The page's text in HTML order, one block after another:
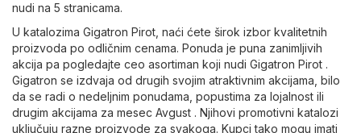
nudi na 5 stranicama.
U katalozima Gigatron Pirot, naći ćete širok izbor kvalitetnih
proizvoda po odličnim cenama. Ponuda je puna zanimljivih
akcija pa pogledajte ceo asortiman koji nudi Gigatron Pirot .
Gigatron se izdvaja od drugih svojim atraktivnim akcijama, bilo
da se radi o nedeljnim ponudama, popustima za lojalnost ili
drugim akcijama za mesec Avgust . Njihovi promotivni katalozi
uključuju razne proizvode za svakoga. Kupci tako mogu imati